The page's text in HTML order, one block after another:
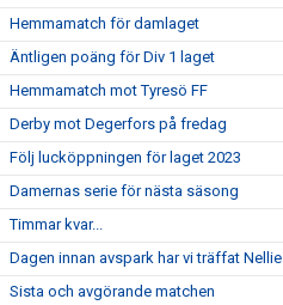
Hemmamatch för damlaget
Äntligen poäng för Div 1 laget
Hemmamatch mot Tyresö FF
Derby mot Degerfors på fredag
Följ lucköppningen för laget 2023
Damernas serie för nästa säsong
Timmar kvar...
Dagen innan avspark har vi träffat Nellie
Sista och avgörande matchen